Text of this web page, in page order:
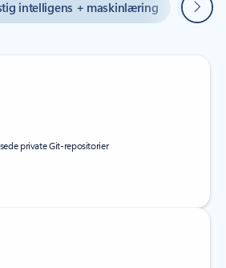
intelligens + maskinlæring Neste
private Git-repositorier